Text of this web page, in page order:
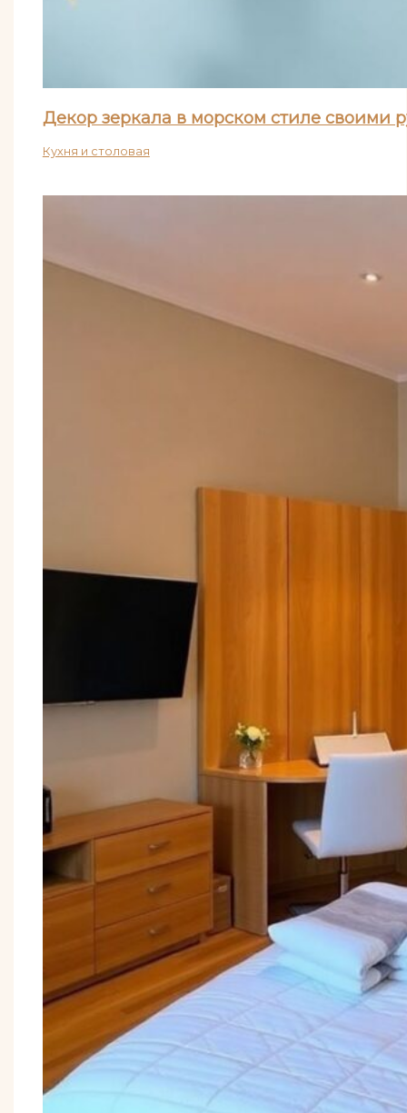
Декор зеркала в морском стиле своими
Кухня и столовая